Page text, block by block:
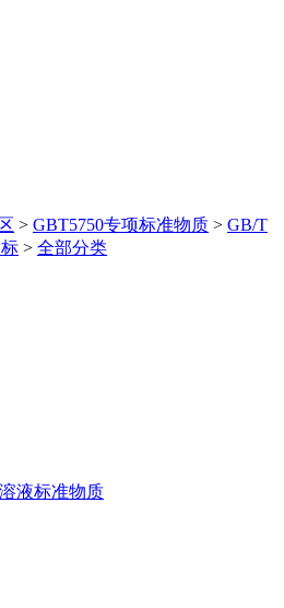
> GBT5750专项标准物质 > GB/T
> 全部分类
液标准物质